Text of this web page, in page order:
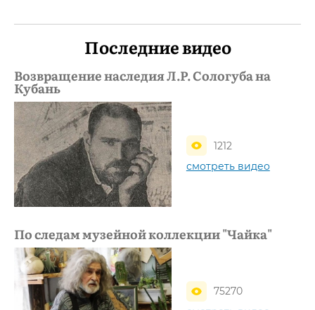
Последние видео
Возвращение наследия Л.Р. Сологуба на
Кубань
1212
смотреть видео
По следам музейной коллекции "Чайка"
75270